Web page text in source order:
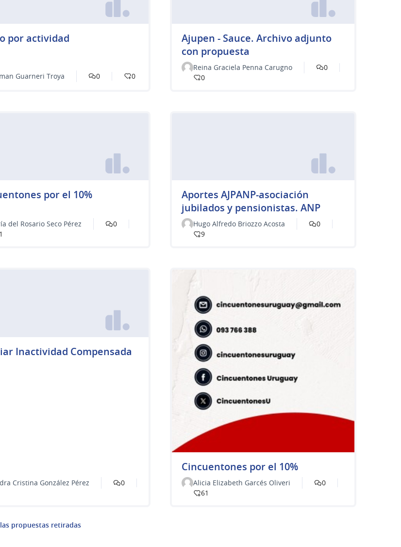
por actividad
Guarneri Troya 0 0
Ajupen - Sauce. Archivo adjunto
con propuesta
Reina Graciela Penna Carugno
0
0
por el 10%
del Rosario Seco Pérez
0
Aportes AJPANP-asociación
jubilados y pensionistas. ANP
Hugo Alfredo Briozzo Acosta
0
9
Inactividad Compensada
Cristina González Pérez
0
Cincuentones por el 10%
Alicia Elizabeth Garcés Oliveri
0
61
propuestas retiradas